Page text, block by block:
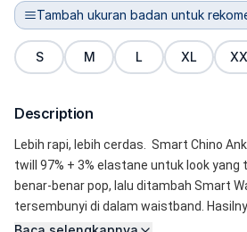
Tambah ukuran badan untuk
S M L XL
Description
Lebih rapi, lebih cerdas.  Smart Chino
twill 97% + 3% elastane untuk look yang
benar-benar pop, lalu ditambah Smart
tersembunyi di dalam waistband.
saat duduk, makan, atau